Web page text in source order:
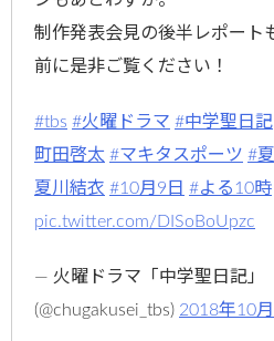
制作発表会見の後半レポート
前に是非ご覧ください！
#tbs #火曜ドラマ #中学聖日記
町田啓太 #マキタスポーツ #
夏川結衣 #10月9日 #よる10時
pic.twitter.com/DISoBoUpzc
— 火曜ドラマ「中学聖日記」
(@chugakusei_tbs) 2018年10月